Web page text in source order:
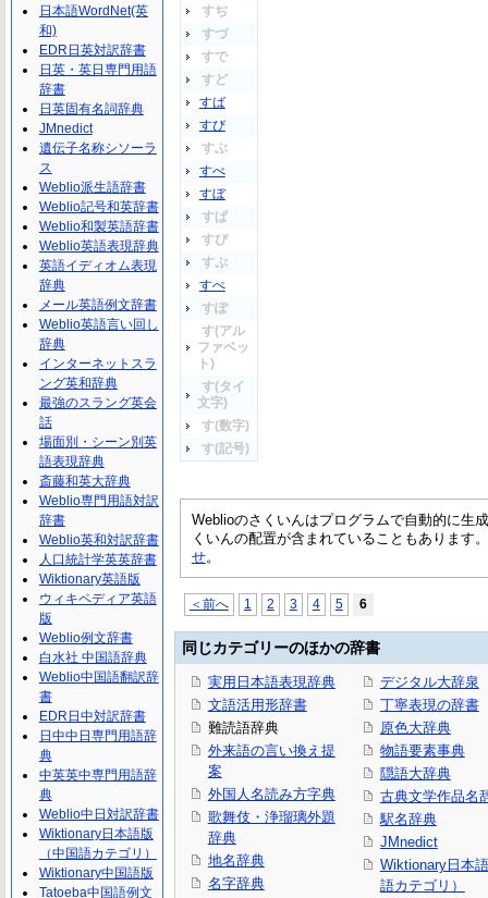
すぢ
すづ
すで
すど
すば
すび
すぶ
すべ
すぼ
すぱ
すぴ
すぷ
すぺ
すぽ
す(アル
ファベッ
ト)
す(タイ
文字)
す(数字)
す(記号)
Weblioのさくいんはプログラムで自動的に生
くいんの配置が含まれていることもあります
せ。
＜前へ 1 2 3 4 5 6
同じカテゴリーのほかの辞書
実用日本語表現辞典
文語活用形辞書
難読語辞典
外来語の言い換え提
案
外国人名読み方字典
歌舞伎・浄瑠璃外題
辞典
地名辞典
名字辞典
デジタル大辞泉
丁寧表現の辞書
原色大辞典
物語要素事典
隠語大辞典
古典文学作品名
駅名辞典
JMnedict
Wiktionary日本
語カテゴリ）
日本語WordNet(英
和)
EDR日英対訳辞書
日英・英日専門用語
辞書
日英固有名詞辞典
JMnedict
遺伝子名称シソーラ
ス
Weblio派生語辞書
Weblio記号和英辞書
Weblio和製英語辞書
Weblio英語表現辞典
英語イディオム表現
辞典
メール英語例文辞書
Weblio英語言い回し
辞典
インターネットスラ
ング英和辞典
最強のスラング英会
話
場面別・シーン別英
語表現辞典
斎藤和英大辞典
Weblio専門用語対訳
辞書
Weblio英和対訳辞書
人口統計学英英辞書
Wiktionary英語版
ウィキペディア英語
版
Weblio例文辞書
白水社 中国語辞典
Weblio中国語翻訳辞
書
EDR日中対訳辞書
日中中日専門用語辞
典
中英英中専門用語辞
典
Weblio中日対訳辞書
Wiktionary日本語版
（中国語カテゴリ）
Wiktionary中国語版
Tatoeba中国語例文